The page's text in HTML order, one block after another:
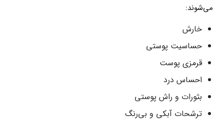
می‌شوند:
خارش
حساسیت پوستی
قرمزی پوست
احساس درد
بثورات و راش پوستی
ترشحات آبکی و بی‌رنگ